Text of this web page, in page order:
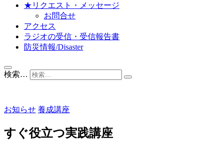
★リクエスト・メッセージ
お問合せ
アクセス
ラジオの受信・受信報告書
防災情報/Disaster
検索…
お知らせ 養成講座
すぐ役立つ実践講座